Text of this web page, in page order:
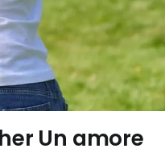
Un amore